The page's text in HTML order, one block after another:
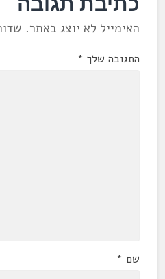
האימייל לא יוצג באתר.
התגובה שלך *
שם *